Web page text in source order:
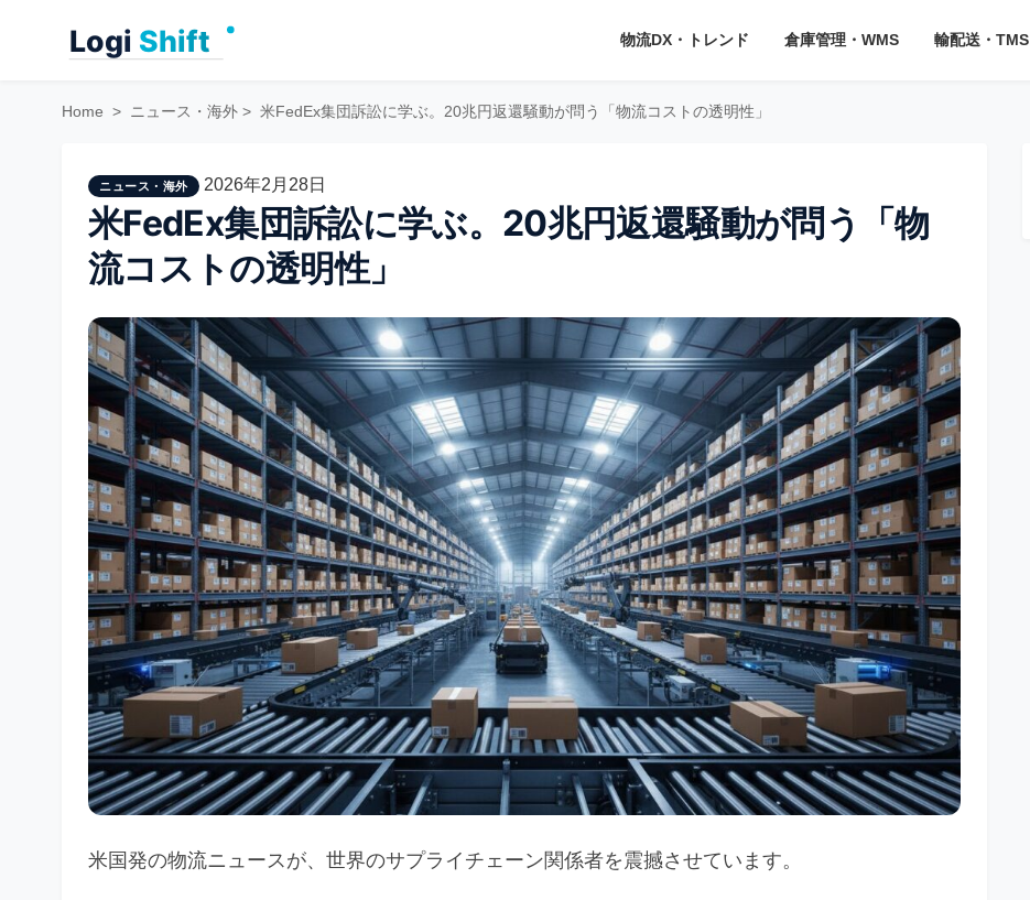
物流DX・トレンド 倉庫管理・WMS 輸配送・TMS
Home > ニュース・海外 > 米FedEx集団訴訟に学ぶ。20兆円返還騒動が問う「物流コストの透明性」
ニュース・海外 2026年2月28日
米FedEx集団訴訟に学ぶ。20兆円返還騒動が問う「物
流コストの透明性」
米国発の物流ニュースが、世界のサプライチェーン関係者を震撼させています。